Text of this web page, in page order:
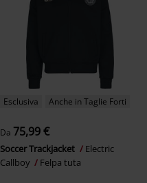
Esclusiva Anche in Taglie Forti
Da 75,99 €
Soccer Trackjacket
Electric
Callboy
Felpa tuta